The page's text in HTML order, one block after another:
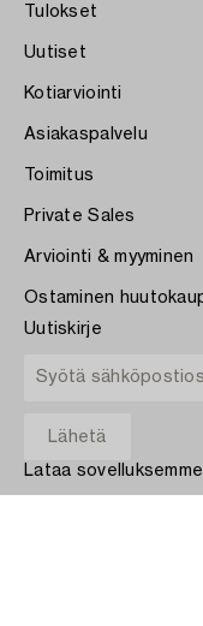
Tulokset
Uutiset
Kotiarviointi
Asiakaspalvelu
Toimitus
Private Sales
Arviointi & myyminen
Ostaminen
Uutiskirje
Lataa sovelluksemme